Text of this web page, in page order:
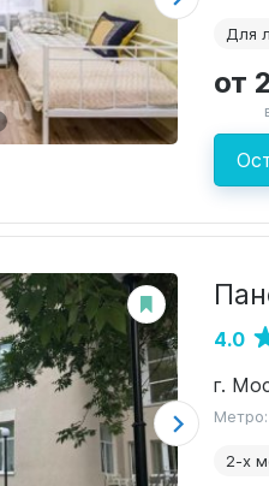
Для
от
4.0
г.
2-х